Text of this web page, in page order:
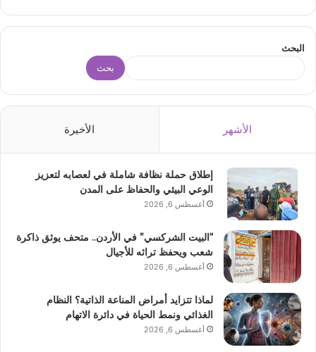
البحث
بحث
الأشهر الأخيرة
إطلاق حملة نظافة شاملة في لعصابه لتعزيز
الوعي البيئي والحفاظ على المدن
أغسطس 6, 2026
“البيت الشركسي” في الأردن.. متحف يوثق ذاكرة
شعب ويحفظ تراثه للأجيال
أغسطس 6, 2026
لماذا تتزايد أمراض المناعة الذاتية؟ النظام
الغذائي ونمط الحياة في دائرة الاتهام
أغسطس 6, 2026